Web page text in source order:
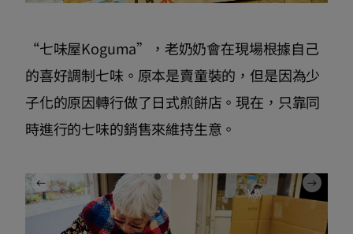
“七味屋Koguma”，老奶奶會在現場根據自己
的喜好調制七味。原本是賣童裝的，但是因為少
子化的原因轉行做了日式煎餅店。現在，只靠同
時進行的七味的銷售來維持生意。